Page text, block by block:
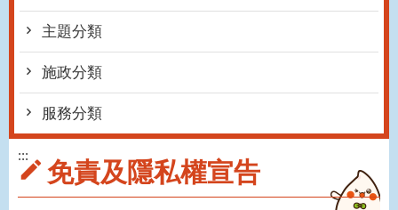
主題分類
施政分類
服務分類
:::
免責及隱私權宣告